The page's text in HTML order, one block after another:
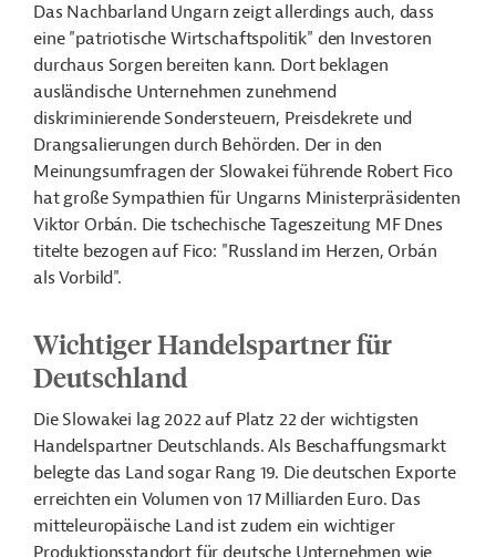
Das Nachbarland Ungarn zeigt allerdings auch, dass
eine "patriotische Wirtschaftspolitik" den Investoren
durchaus Sorgen bereiten kann. Dort beklagen
ausländische Unternehmen zunehmend
diskriminierende Sondersteuern, Preisdekrete und
Drangsalierungen durch Behörden. Der in den
Meinungsumfragen der Slowakei führende Robert Fico
hat große Sympathien für Ungarns Ministerpräsidenten
Viktor Orbán. Die tschechische Tageszeitung MF Dnes
titelte bezogen auf Fico: "Russland im Herzen, Orbán
als Vorbild".
Wichtiger Handelspartner für
Deutschland
Die Slowakei lag 2022 auf Platz 22 der wichtigsten
Handelspartner Deutschlands. Als Beschaffungsmarkt
belegte das Land sogar Rang 19. Die deutschen Exporte
erreichten ein Volumen von 17 Milliarden Euro. Das
mitteleuropäische Land ist zudem ein wichtiger
Produktionsstandort für deutsche Unternehmen wie